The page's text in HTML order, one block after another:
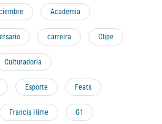
Academia
carreira Clipe
Culturadoria
Esporte Feats
Francis Hime G1